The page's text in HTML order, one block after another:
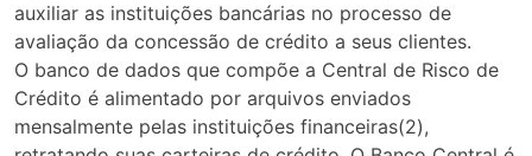
auxiliar as instituições bancárias no processo de
avaliação da concessão de crédito a seus clientes.
O banco de dados que compõe a Central de Risco de
Crédito é alimentado por arquivos enviados
mensalmente pelas instituições financeiras(2),